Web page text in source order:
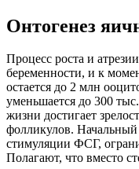
Онтогенез
Процесс роста и
беременности, и к
остается до 2 млн
уменьшается до 300
жизни достигает
фолликулов. Начальный
стимуляции ФСГ,
Полагают, что вместо